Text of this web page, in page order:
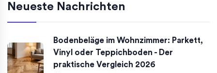
Neueste Nachrichten
Bodenbeläge im Wohnzimmer: Parkett,
Vinyl oder Teppichboden - Der
praktische Vergleich 2026